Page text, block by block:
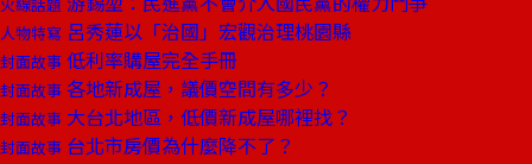
人物特寫 呂秀蓮以「治國」宏觀治理桃園縣
封面故事 低利率購屋完全手冊
封面故事 各地新成屋，議價空間有多少？
封面故事 大台北地區，低價新成屋哪裡找？
封面故事 台北市房價為什麼降不了？